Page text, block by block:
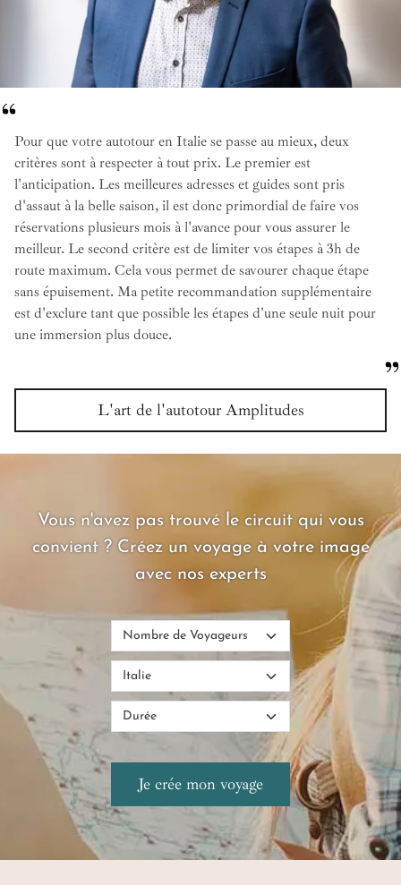
Pour que votre autotour en Italie se passe au mieux, deux
critères sont à respecter à tout prix. Le premier est
l'anticipation. Les meilleures adresses et guides sont pris
d'assaut à la belle saison, il est donc primordial de faire vos
réservations plusieurs mois à l'avance pour vous assurer le
meilleur. Le second critère est de limiter vos étapes à 3h de
route maximum. Cela vous permet de savourer chaque étape
sans épuisement. Ma petite recommandation supplémentaire
est d'exclure tant que possible les étapes d'une seule nuit pour
une immersion plus douce.
L'art de l'autotour Amplitudes
Vous n'avez pas trouvé le circuit qui vous
convient ? Créez un voyage à votre image
avec nos experts